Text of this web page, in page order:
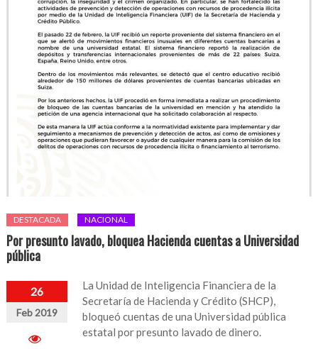
DESTACADA NACIONAL
Por presunto lavado, bloquea Hacienda cuentas a Universidad
pública
26
Feb 2019
La Unidad de Inteligencia Financiera de la
Secretaría de Hacienda y Crédito (SHCP),
bloqueó cuentas de una Universidad pública
estatal por presunto lavado de dinero.